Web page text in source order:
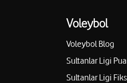
Voleybol
Voleybol Blog
Sultanlar Ligi
Sultanlar Ligi